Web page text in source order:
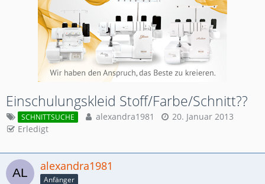
Einschulungskleid Stoff/Farbe/Schnitt??
SCHNITTSUCHE alexandra1981
20. Januar 2013
Erledigt
alexandra1981
Anfänger